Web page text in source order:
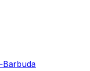
Barbuda